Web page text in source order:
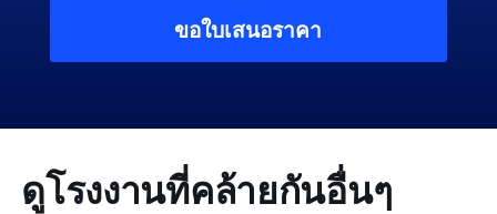
ขอใบเสนอราคา
ดูโรงงานที่คล้ายกันอื่นๆ